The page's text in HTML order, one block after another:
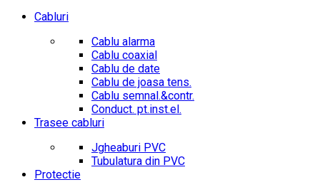
Cabluri
Cablu alarma
Cablu coaxial
Cablu de date
Cablu de joasa tens.
Cablu semnal.&contr.
Conduct. pt.inst.el.
Trasee cabluri
Jgheaburi PVC
Tubulatura din PVC
Protectie